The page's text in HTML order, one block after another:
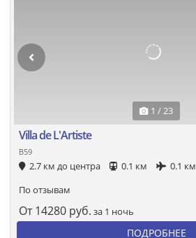
1 / 23
Villa de L'Artiste
B59
2.7 км до центра 0.1 км
0.1 км
По отзывам
От 14280 руб. за 1 ночь
ПОДРОБНЕЕ